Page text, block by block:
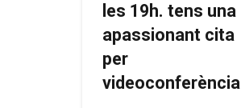
les 19h. tens una
apassionant cita
per
videoconferència